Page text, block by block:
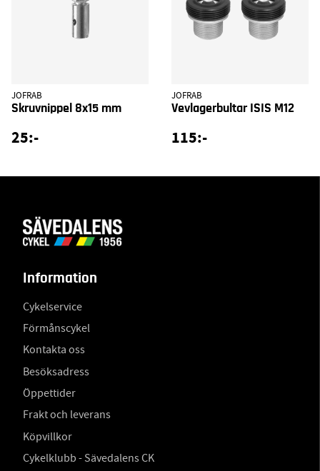
JOFRAB
Skruvnippel 8x15 mm
25:-
JOFRAB
Vevlagerbultar ISIS M12
115:-
Information
Cykelservice
Förmånscykel
Kontakta oss
Besöksadress
Öppettider
Frakt och leverans
Köpvillkor
Cykelklubb - Sävedalens CK